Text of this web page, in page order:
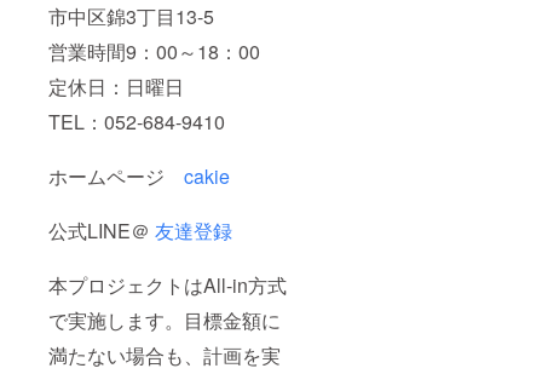
市中区錦3丁目13-5
営業時間9：00～18：00
定休日：日曜日
TEL：052-684-9410
ホームページ cakie
公式LINE＠ 友達登録
本プロジェクトはAll-in方式
で実施します。目標金額に
満たない場合も、計画を実